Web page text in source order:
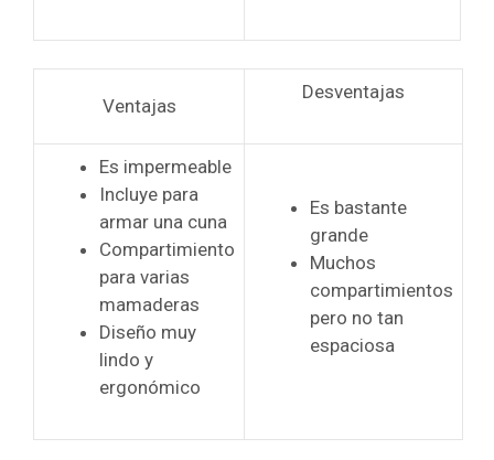
Ventajas
Desventajas
Es impermeable
Incluye para
armar una cuna
Compartimiento
para varias
mamaderas
Diseño muy
lindo y
ergonómico
Es bastante
grande
Muchos
compartimientos
pero no tan
espaciosa